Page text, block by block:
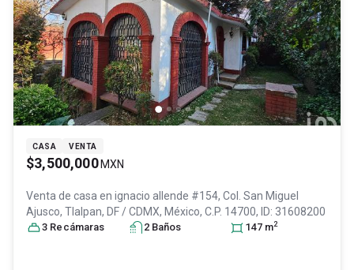
CASA VENTA
$3,500,000 MXN
Venta de casa en ignacio allende #154, Col. San Miguel
Ajusco, Tlalpan, DF / CDMX, México, C.P. 14700, ID: 31608200
3 Recámaras 2 Baños 147 m2